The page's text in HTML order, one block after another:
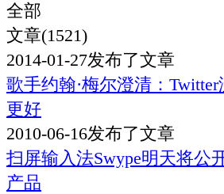
全部
文章(1521)
2014-01-27发布了文章
歌手约翰·梅尔澄清：
更好
2010-06-16发布了文章
扫屏输入法Swype明天将公
产品